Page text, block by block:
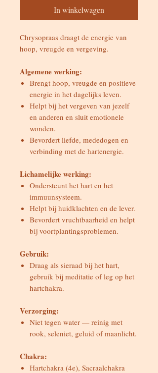
In winkelwagen
Chrysopraas draagt de energie van
hoop, vreugde en vergeving.
Algemene werking:
Brengt hoop, vreugde en positieve
energie in het dagelijks leven.
Helpt bij het vergeven van jezelf
en anderen en sluit emotionele
wonden.
Bevordert liefde, mededogen en
verbinding met de hartenergie.
Lichamelijke werking:
Ondersteunt het hart en het
immuunsysteem.
Helpt bij huidklachten en de lever.
Bevordert vruchtbaarheid en helpt
bij voortplantingsproblemen.
Gebruik:
Draag als sieraad bij het hart,
gebruik bij meditatie of leg op het
hartchakra.
Verzorging:
Niet tegen water — reinig met
rook, seleniet, geluid of maanlicht.
Chakra:
Hartchakra (4e), Sacraalchakra